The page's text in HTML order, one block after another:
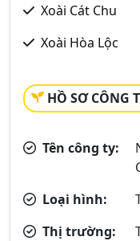
Xoài Cát Chu
Xoài Hòa Lộc
HỒ SƠ CÔNG
Tên công ty:
Loại hình:
Thị trường: